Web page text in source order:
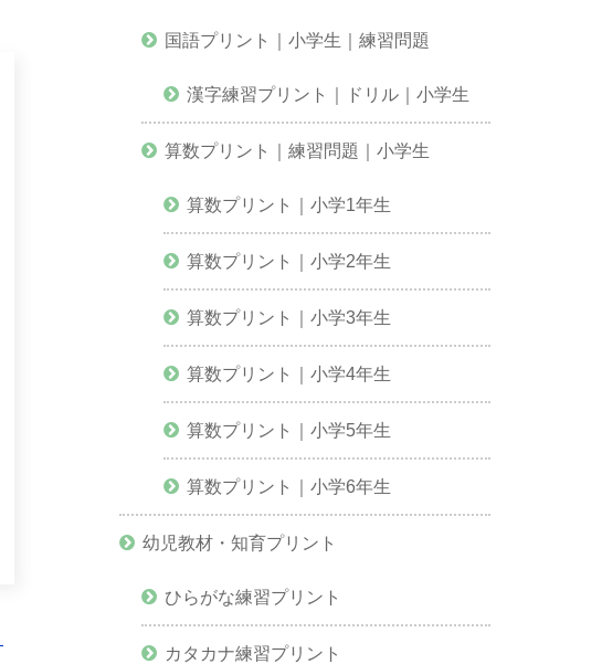
国語プリント｜小学生｜練習問題
漢字練習プリント｜ドリル｜小学生
算数プリント｜練習問題｜小学生
算数プリント｜小学1年生
算数プリント｜小学2年生
算数プリント｜小学3年生
算数プリント｜小学4年生
算数プリント｜小学5年生
算数プリント｜小学6年生
幼児教材・知育プリント
ひらがな練習プリント
カタカナ練習プリント